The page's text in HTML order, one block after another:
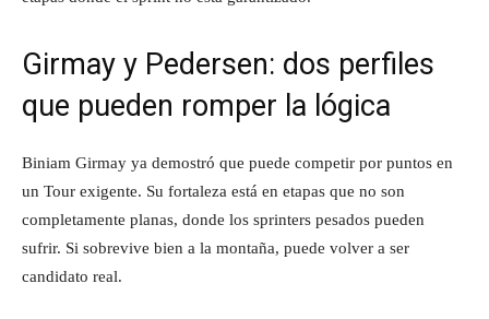
Girmay y Pedersen: dos perfiles
que pueden romper la lógica
Biniam Girmay ya demostró que puede competir por puntos en
un Tour exigente. Su fortaleza está en etapas que no son
completamente planas, donde los sprinters pesados pueden
sufrir. Si sobrevive bien a la montaña, puede volver a ser
candidato real.